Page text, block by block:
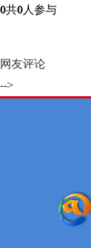
0共0人参与
网友评论
-->